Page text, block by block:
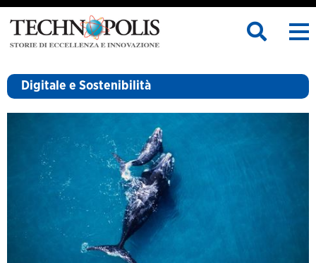
Digitale e Sostenibilità